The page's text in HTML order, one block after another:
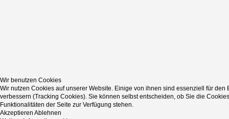
Wir benutzen Cookies
Wir nutzen Cookies auf unserer Website. Einige von ihnen sind essenziell für
verbessern (Tracking Cookies). Sie können selbst entscheiden, ob Sie die
Funktionalitäten der Seite zur Verfügung stehen.
Akzeptieren Ablehnen